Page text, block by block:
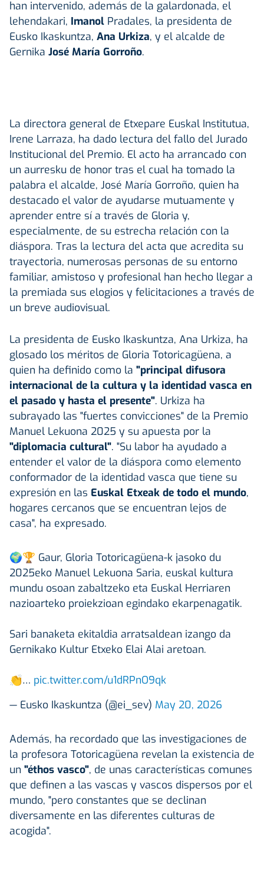
han intervenido, además de la galardonada, el
lehendakari, Imanol Pradales, la presidenta de
Eusko Ikaskuntza, Ana Urkiza, y el alcalde de
Gernika José María Gorroño.
La directora general de Etxepare Euskal Institutua,
Irene Larraza, ha dado lectura del fallo del Jurado
Institucional del Premio. El acto ha arrancado con
un aurresku de honor tras el cual ha tomado la
palabra el alcalde, José María Gorroño, quien ha
destacado el valor de ayudarse mutuamente y
aprender entre sí a través de Gloria y,
especialmente, de su estrecha relación con la
diáspora. Tras la lectura del acta que acredita su
trayectoria, numerosas personas de su entorno
familiar, amistoso y profesional han hecho llegar a
la premiada sus elogios y felicitaciones a través de
un breve audiovisual.
La presidenta de Eusko Ikaskuntza, Ana Urkiza, ha
glosado los méritos de Gloria Totoricagüena, a
quien ha definido como la "principal difusora
internacional de la cultura y la identidad vasca en
el pasado y hasta el presente". Urkiza ha
subrayado las "fuertes convicciones" de la Premio
Manuel Lekuona 2025 y su apuesta por la
"diplomacia cultural". "Su labor ha ayudado a
entender el valor de la diáspora como elemento
conformador de la identidad vasca que tiene su
expresión en las Euskal Etxeak de todo el mundo,
hogares cercanos que se encuentran lejos de
casa", ha expresado.
🌍🏆 Gaur, Gloria Totoricagüena-k jasoko du
2025eko Manuel Lekuona Saria, euskal kultura
mundu osoan zabaltzeko eta Euskal Herriaren
nazioarteko proiekzioan egindako ekarpenagatik.
Sari banaketa ekitaldia arratsaldean izango da
Gernikako Kultur Etxeko Elai Alai aretoan.
👏… pic.twitter.com/u1dRPnO9qk
— Eusko Ikaskuntza (@ei_sev) May 20, 2026
Además, ha recordado que las investigaciones de
la profesora Totoricagüena revelan la existencia de
un "éthos vasco", de unas características comunes
que definen a las vascas y vascos dispersos por el
mundo, "pero constantes que se declinan
diversamente en las diferentes culturas de
acogida".